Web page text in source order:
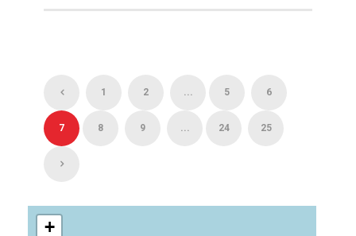
1 2 ... 5 6
7 8 9 ... 24 25
+